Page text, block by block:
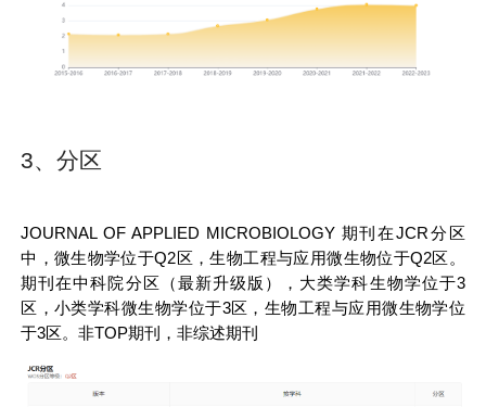
3、分区
JOURNAL OF APPLIED MICROBIOLOGY 期刊在JCR分区
中，微生物学位于Q2区，生物工程与应用微生物位于Q2区。
期刊在中科院分区（最新升级版），大类学科生物学位于3
区，小类学科微生物学位于3区，生物工程与应用微生物学位
于3区。非TOP期刊，非综述期刊